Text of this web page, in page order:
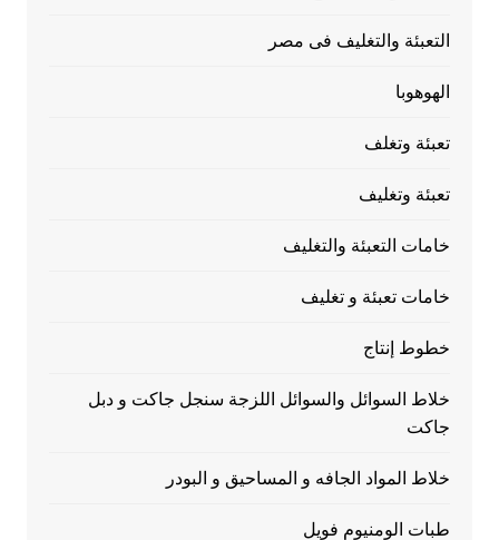
التعبئة والتغليف فى مصر
الهوهوبا
تعبئة وتغلف
تعبئة وتغليف
خامات التعبئة والتغليف
خامات تعبئة و تغليف
خطوط إنتاج
خلاط السوائل والسوائل اللزجة سنجل جاكت و دبل
جاكت
خلاط المواد الجافه و المساحيق و البودر
طبات الومنيوم فويل